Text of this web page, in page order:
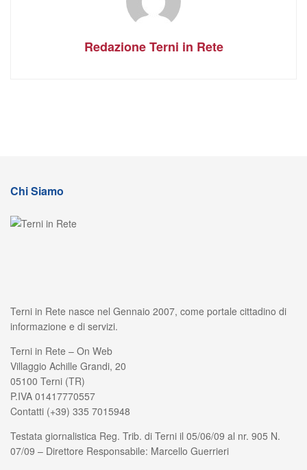
Redazione Terni in Rete
Chi Siamo
Terni in Rete nasce nel Gennaio 2007, come portale cittadino di
informazione e di servizi.
Terni in Rete – On Web
Villaggio Achille Grandi, 20
05100 Terni (TR)
P.IVA 01417770557
Contatti (+39) 335 7015948
Testata giornalistica Reg. Trib. di Terni il 05/06/09 al nr. 905 N.
07/09 – Direttore Responsabile: Marcello Guerrieri